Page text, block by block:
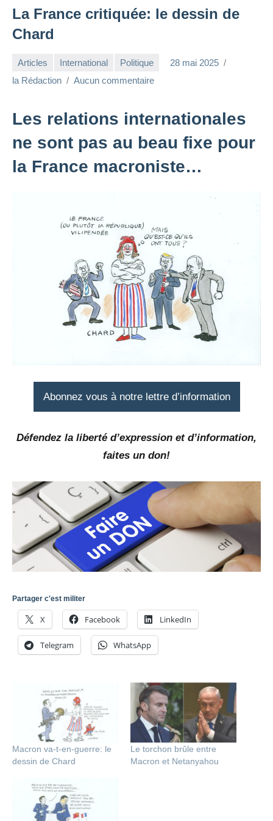
La France critiquée: le dessin de
Chard
Articles International Politique
28 mai 2025
la Rédaction
Aucun commentaire
Les relations internationales
ne sont pas au beau fixe pour
la France macroniste…
Abonnez vous à notre lettre d’information
Défendez la liberté d’expression et d’information,
faites un don!
Partager c'est militer
X Facebook LinkedIn
Telegram WhatsApp
Macron va-t-en-guerre: le
dessin de Chard
Le torchon brûle entre
Macron et Netanyahou